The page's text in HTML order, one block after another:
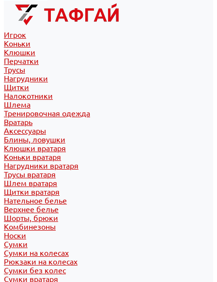
Игрок
Коньки
Клюшки
Перчатки
Трусы
Нагрудники
Щитки
Налокотники
Шлема
Тренировочная одежда
Вратарь
Аксессуары
Блины, ловушки
Клюшки вратаря
Коньки вратаря
Нагрудники вратаря
Трусы вратаря
Шлем вратаря
Щитки вратаря
Нательное белье
Верхнее белье
Шорты, брюки
Комбинезоны
Носки
Сумки
Сумки на колесах
Рюкзаки на колесах
Сумки без колес
Сумки вратаря